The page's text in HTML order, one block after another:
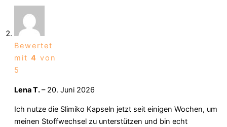
Bewertet
mit 4 von
5
Lena T.– 20. Juni 2026
Ich nutze die Slimiko Kapseln jetzt seit einigen Wochen, um
meinen Stoffwechsel zu unterstützen und bin echt